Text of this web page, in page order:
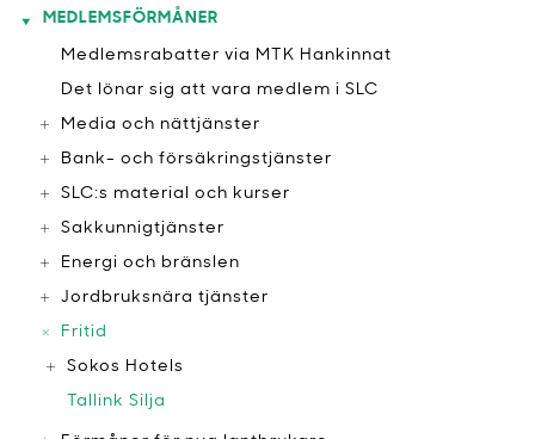
MEDLEMSFÖRMÅNER
Medlemsrabatter via MTK Hankinnat
​Det lönar sig att vara medlem i SLC
Media och nättjänster
Bank- och försäkringstjänster
SLC:s material och kurser
Sakkunnigtjänster
Energi och bränslen
Jordbruksnära tjänster
Fritid
​Sokos Hotels
Tallink Silja